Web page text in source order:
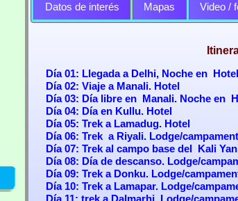
Datos de interés Mapas Video /
Día01: Llegada a Delhi, Noche en
Día02: Viaje a Manali. Hotel
Día03: Día libre en Manali. Noche en
Día04: Día en Kullu. Hotel
Día05: Trek a Lamadug. Hotel
Día06: Trek a Riyali. Lodge/
Día07: Trek al campo base del Kali
Día08: Día de descanso. Lodge/
Día09: Trek a Donku. Lodge/
Día 10: Trek a Lamapar. Lodge/
Día 11: trek a Dalmarhi. Lodge/